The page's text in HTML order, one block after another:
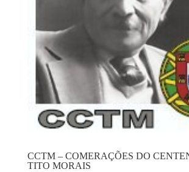
CCTM – COMERAÇÕES DO
TITO MORAIS